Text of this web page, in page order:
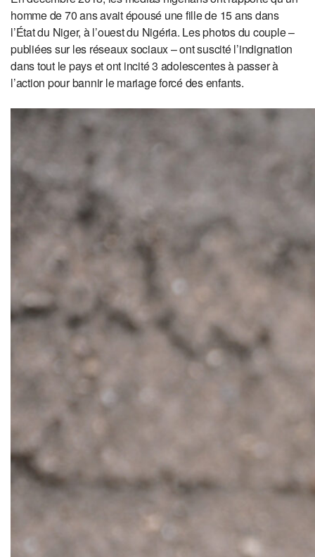
homme de 70 ans avait épousé une fille de 15 ans dans
l’État du Niger, à l’ouest du Nigéria. Les photos du couple –
publiées sur les réseaux sociaux – ont suscité l’indignation
dans tout le pays et ont incité 3 adolescentes à passer à
l’action pour bannir le mariage forcé des enfants.